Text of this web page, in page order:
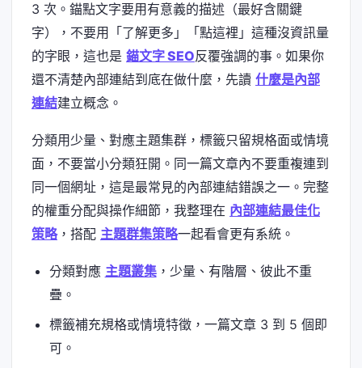
3 次。錨點文字要用有意義的描述（最好含關鍵
字），不要用「了解更多」「點這裡」這種沒資訊量
的字眼，這也是 錨文字 SEO反覆強調的事。如果你
還不清楚內部連結到底在做什麼，先讀 什麼是內部
連結建立概念。
分類用少量、對應主題集群，標籤只留規格面或情境
面，不要當小分類狂開。同一篇文章內不要重複連到
同一個網址，這是最常見的內部連結錯誤之一。完整
的權重分配與操作細節，我整理在 內部連結最佳化
策略，搭配 主題群集策略一起看會更有系統。
分類對應 主題叢集，少量、有階層、彼此不重
疊。
標籤補充規格或情境特徵，一篇文章 3 到 5 個即
可。